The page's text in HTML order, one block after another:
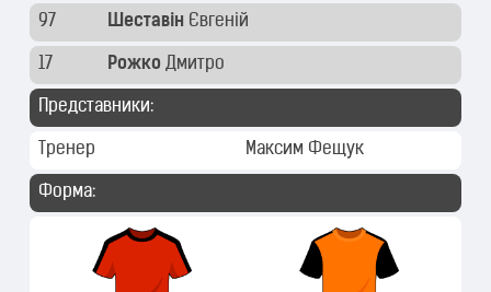
97 Шеставін Євгеній
17 Рожко Дмитро
Представники:
Тренер Максим Фещук
Форма: